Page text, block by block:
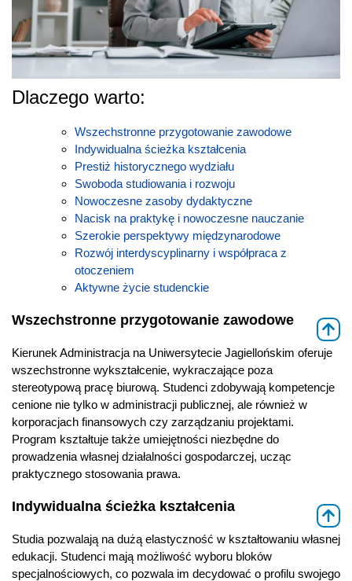
Dlaczego warto:
Wszechstronne przygotowanie zawodowe
Indywidualna ścieżka kształcenia
Prestiż historycznego wydziału
Swoboda studiowania i rozwoju
Nowoczesne zasoby dydaktyczne
Nacisk na praktykę i nowoczesne nauczanie
Szerokie perspektywy międzynarodowe
Rozwój interdyscyplinarny i współpraca z
otoczeniem
Aktywne życie studenckie
Wszechstronne przygotowanie zawodowe
Kierunek Administracja na Uniwersytecie Jagiellońskim oferuje
wszechstronne wykształcenie, wykraczające poza
stereotypową pracę biurową. Studenci zdobywają kompetencje
cenione nie tylko w administracji publicznej, ale również w
korporacjach finansowych czy zarządzaniu projektami.
Program kształtuje także umiejętności niezbędne do
prowadzenia własnej działalności gospodarczej, ucząc
praktycznego stosowania prawa.
Indywidualna ścieżka kształcenia
Studia pozwalają na dużą elastyczność w kształtowaniu własnej
edukacji. Studenci mają możliwość wyboru bloków
specjalnościowych, co pozwala im decydować o profilu swojego